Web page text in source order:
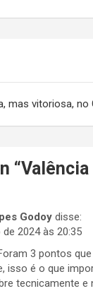
mas vitoriosa, no
“Valência
Godoy disse:
2024 às 20:35
3 pontos
isso é o que
tecnicamente e